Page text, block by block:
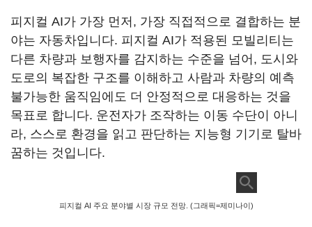
피지컬 AI가 가장 먼저, 가장 직접적으로 결합하는 분
야는 자동차입니다. 피지컬 AI가 적용된 모빌리티는
다른 차량과 보행자를 감지하는 수준을 넘어, 도시와
도로의 복잡한 구조를 이해하고 사람과 차량의 예측
불가능한 움직임에도 더 안정적으로 대응하는 것을
목표로 합니다. 운전자가 조작하는 이동 수단이 아니
라, 스스로 환경을 읽고 판단하는 지능형 기기로 탈바
꿈하는 것입니다.
피지컬 AI 주요 분야별 시장 규모 전망. (그래픽=제미나이)